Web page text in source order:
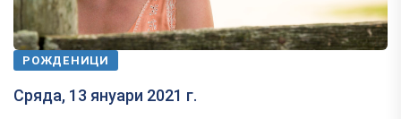
РОЖДЕНИЦИ
Сряда, 13 януари 2021 г.